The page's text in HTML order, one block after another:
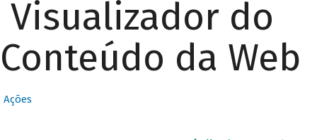
Visualizador do
Conteúdo da Web
Ações